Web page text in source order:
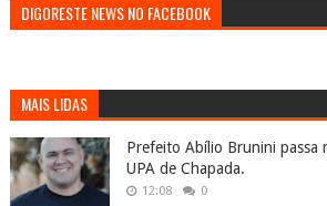
DIGORESTE NEWS NO FACEBOOK
MAIS LIDAS
Prefeito Abílio Brunini passa
UPA de Chapada.
12:08 0